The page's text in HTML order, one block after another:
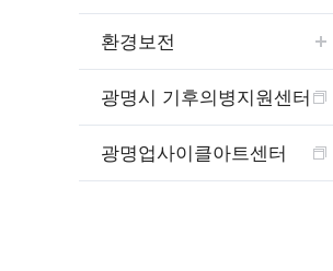
환경보전
광명시 기후의병지원센터
광명업사이클아트센터